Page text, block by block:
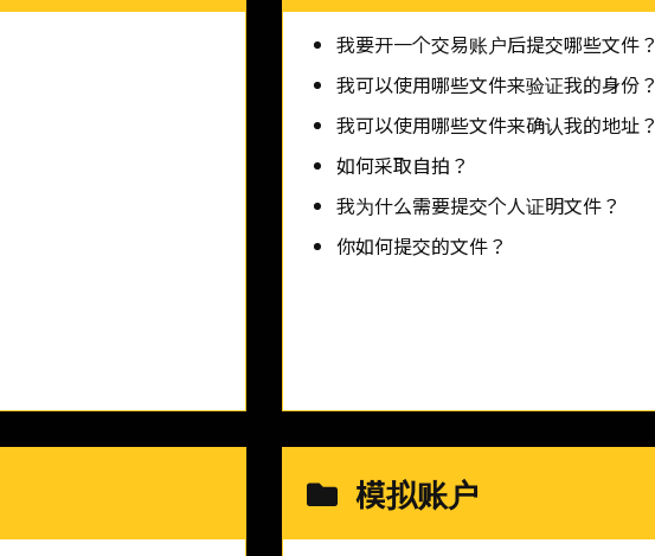
我要开一个交易账户后提交哪些文件？
我可以使用哪些文件来验证我的身份？
我可以使用哪些文件来确认我的地址？
如何采取自拍？
我为什么需要提交个人证明文件？
你如何提交的文件？
模拟账户